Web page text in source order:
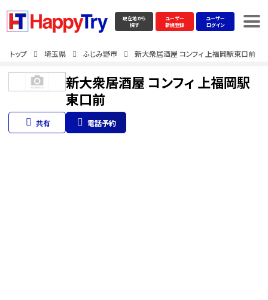
現在地から
探す
ユーザー
新規登録
ユーザー
ログイン
トップ 埼玉県 ふじみ野市 新大衆居酒屋 コンフィ 上福岡駅東口前
新大衆居酒屋 コンフィ 上福岡駅
東口前
共有 電話予約